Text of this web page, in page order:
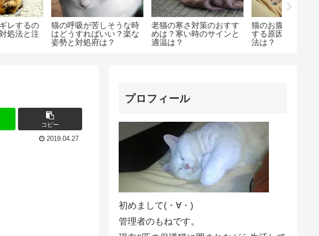
の寒さ対策のおすす
？寒い時のサインと
猫のお腹がポコポコ音が
する原因は？病気や対処
法は？
猫を病院に連れていき嫌
われた時の対処法は？嫌
われない方法とケア方法
コピー
2019.04.27
プロフィール
初めまして(・∀・)
管理者のもねです。